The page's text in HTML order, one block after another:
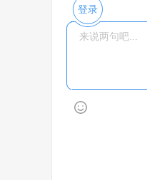
登录